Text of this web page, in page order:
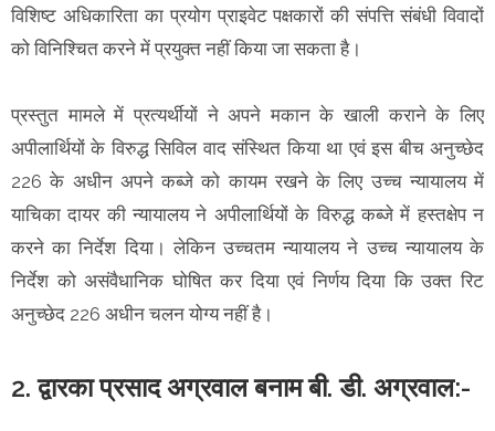
विशिष्ट अधिकारिता का प्रयोग प्राइवेट पक्षकारों की संपत्ति संबंधी विवादों
को विनिश्चित करने में प्रयुक्त नहीं किया जा सकता है।
प्रस्तुत मामले में प्रत्यर्थीयों ने अपने मकान के खाली कराने के लिए
अपीलार्थियों के विरुद्ध सिविल वाद संस्थित किया था एवं इस बीच अनुच्छेद
226 के अधीन अपने कब्जे को कायम रखने के लिए उच्च न्यायालय में
याचिका दायर की न्यायालय ने अपीलार्थियों के विरुद्ध कब्जे में हस्तक्षेप न
करने का निर्देश दिया। लेकिन उच्चतम न्यायालय ने उच्च न्यायालय के
निर्देश को असंवैधानिक घोषित कर दिया एवं निर्णय दिया कि उक्त रिट
अनुच्छेद 226 अधीन चलन योग्य नहीं है।
2. द्वारका प्रसाद अग्रवाल बनाम बी. डी. अग्रवाल:-